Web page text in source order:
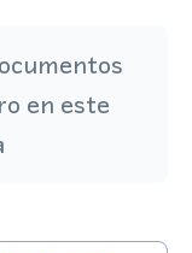
en este